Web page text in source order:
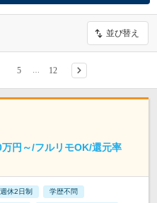
並び替え
5 12
万円～/フルリモOK/還元率
休2日制 学歴不問